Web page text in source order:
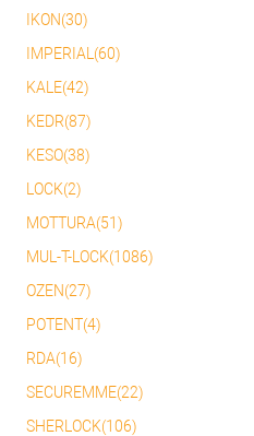
IKON(30)
IMPERIAL(60)
KALE(42)
KEDR(87)
KESO(38)
LOCK(2)
MOTTURA(51)
MUL-T-LOCK(1086)
OZEN(27)
POTENT(4)
RDA(16)
SECUREMME(22)
SHERLOCK(106)